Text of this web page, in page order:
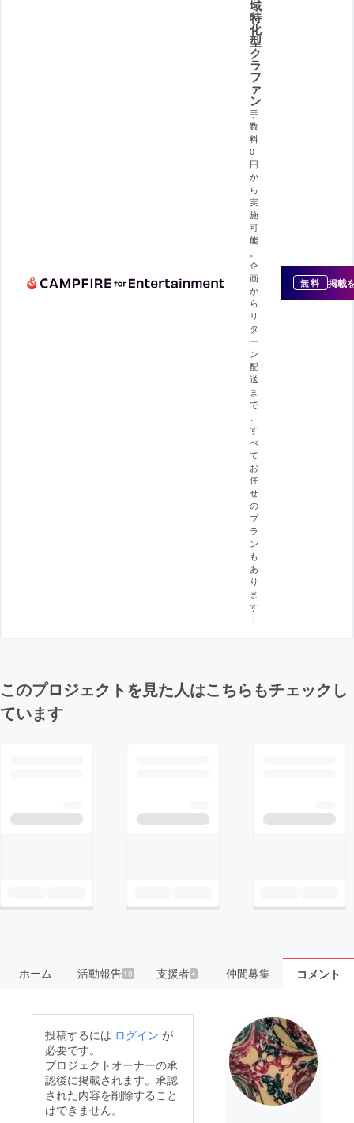
域
特
化
型
ク
ラ
フ
ァ
ン
手
数
料
0
円
か
ら
実
施
可
能
企
画
か
ら
リ
タ
ー
ン
配
送
ま
で
す
べ
て
お
任
せ
の
プ
ラ
ン
も
あ
り
ま
す
！
無料 掲載
このプロジェクトを見た人はこちらもチェックし
ています
ホーム 活動報告10 支援者4 仲間募集 コメント
投稿するには ログイン が
必要です。
プロジェクトオーナーの承
認後に掲載されます。承認
された内容を削除すること
はできません。